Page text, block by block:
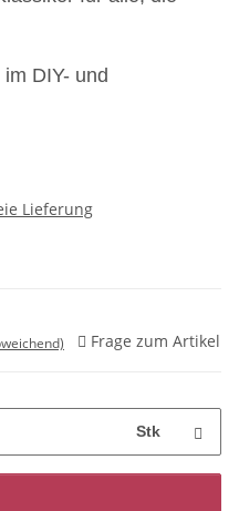
DIY- und
Lieferung
Frage zum Artikel
Stk